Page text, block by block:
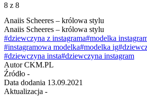
8 z 8
Anaiis Scheeres – królowa stylu
Anaiis Scheeres – królowa stylu
#dziewczyna z instagrama#modelka
#instagramowa modelka#modelka ig
#dziewczyna insta#dziewczyna instagram
Autor CKM.PL
Źródło -
Data dodania 13.09.2021
Aktualizacja -